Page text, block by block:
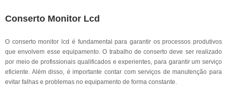
Conserto Monitor Lcd
O conserto monitor lcd é fundamental para garantir os processos produtivos
que envolvem esse equipamento. O trabalho de conserto deve ser realizado
por meio de profissionais qualificados e experientes, para garantir um serviço
eficiente. Além disso, é importante contar com serviços de manutenção para
evitar falhas e problemas no equipamento de forma constante.